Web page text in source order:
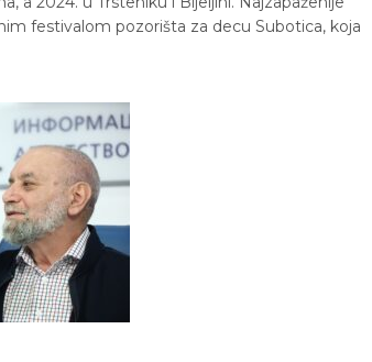
festivalom pozorišta za decu Subotica, koja